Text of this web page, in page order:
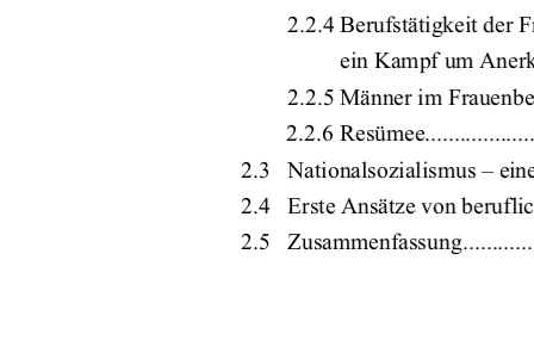
2.2.4 Berufstätigkeit der
ein Kampf um
2.2.5 Männer im
2.2.6
2.3   Nationalsozialismus –
2.4   Erste Ansätze von
2.5